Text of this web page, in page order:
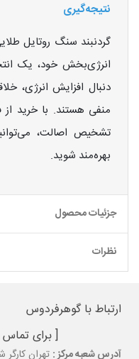
نتیجه‌گیری
گردنبند سنگ روتایل
انرژی‌بخش خود، یک
دنبال افزایش انرژی،
منفی هستند. با خرید از
تشخیص اصالت،
بهره‌مند شوید.
جزئیات محصول
نظرات
ارتباط با گوهرفردوس
[ برای تماس
آدرس شعبه مرکز : تهران کارگر